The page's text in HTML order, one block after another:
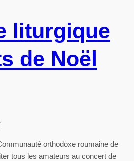
liturgique
de Noël
orthodoxe roumaine de
tous les amateurs au concert de